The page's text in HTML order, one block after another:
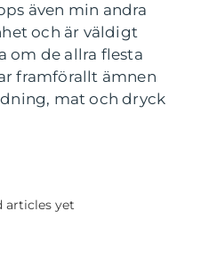
även min andra
och är väldigt
om de allra flesta
framförallt ämnen
mat och dryck
articles yet